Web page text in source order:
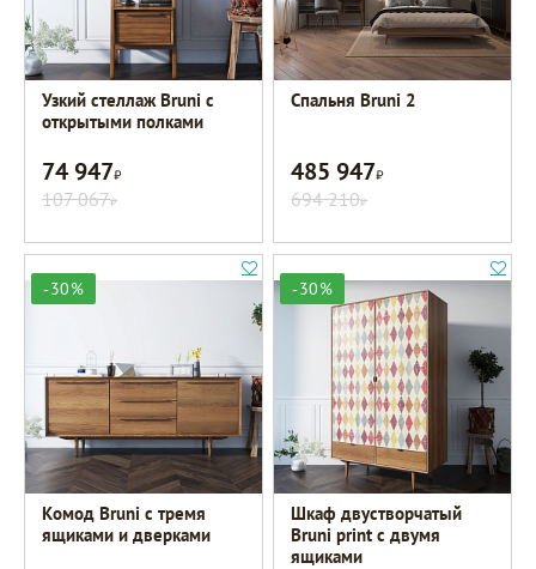
Узкий стеллаж Bruni с
открытыми полками
74 947Р
107 067Р
Спальня Bruni 2
485 947Р
694 210Р
-30%
Комод Bruni с тремя
ящиками и дверками
-30%
Шкаф двустворчатый
Bruni print с двумя
ящиками